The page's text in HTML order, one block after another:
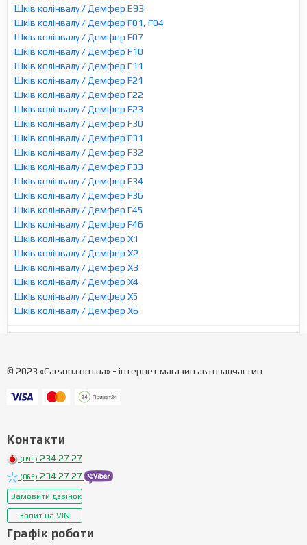
Шків колінвалу / Демфер E93
Шків колінвалу / Демфер F01, F04
Шків колінвалу / Демфер F07
Шків колінвалу / Демфер F10
Шків колінвалу / Демфер F11
Шків колінвалу / Демфер F21
Шків колінвалу / Демфер F22
Шків колінвалу / Демфер F23
Шків колінвалу / Демфер F30
Шків колінвалу / Демфер F31
Шків колінвалу / Демфер F32
Шків колінвалу / Демфер F33
Шків колінвалу / Демфер F34
Шків колінвалу / Демфер F36
Шків колінвалу / Демфер F45
Шків колінвалу / Демфер F46
Шків колінвалу / Демфер X1
Шків колінвалу / Демфер X2
Шків колінвалу / Демфер X3
Шків колінвалу / Демфер X4
Шків колінвалу / Демфер X5
Шків колінвалу / Демфер X6
© 2023 «Carson.com.ua» - інтернет магазин автозапчастин
Контакти
(095) 234 27 27
(068) 234 27 27
Замовити дзвінок
Запит на VIN
Графік роботи